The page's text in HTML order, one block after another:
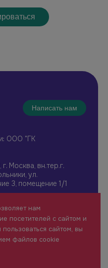
Написать нам
ООО "ГК
Москва, вн.тер.г.
ул.
3, помещение 1/1
(18+)
нам
посетителей с сайтом и
сайтом, вы
файлов cookie